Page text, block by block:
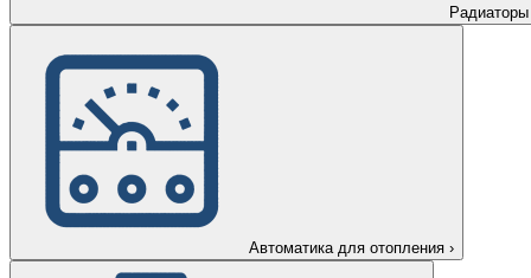
Радиаторы
Автоматика для отопления ›